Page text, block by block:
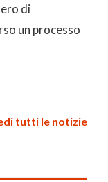
di
un processo
tutti le notizie